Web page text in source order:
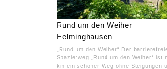
Rund um den Weiher
Helminghausen
„Rund um den Weiher“ Der
Spazierweg „Rund um den Weiher“ ist
km ein schöner Weg ohne Steigungen